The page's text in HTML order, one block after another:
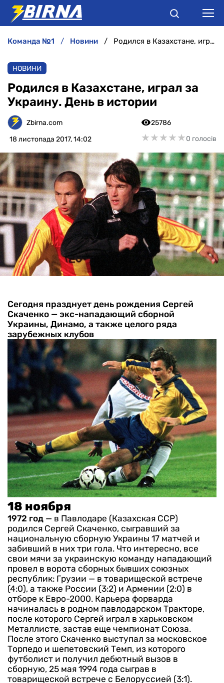
АНАЛІТИКА
ІНТЕРВ'Ю
РІЗНЕ
БУКМЕКЕРИ
команда №1 новини Родился в Казахстане, играл за Украину. День в истории
НОВИНИ
Родился в Казахстане, играл за
Украину. День в истории
Zbirna.com
18 листопада 2017, 14:02
25786
★★★★★
★★★★★0 голосів
Сегодня празднует день рождения Сергей
Скаченко — экс-нападающий сборной
Украины, Динамо, а также целого ряда
зарубежных клубов
18 ноября
1972 год — в Павлодаре (Казахская ССР)
родился Сергей Скаченко, сыгравший за
национальную сборную Украины 17 матчей и
забивший в них три гола. Что интересно, все
свои мячи за украинскую команду нападающий
провел в ворота сборных бывших союзных
республик: Грузии — в товарищеской встрече
(4:0), а также России (3:2) и Армении (2:0) в
отборе к Евро-2000. Карьера форварда
начиналась в родном павлодарском Тракторе,
после которого Сергей играл в харьковском
Металлисте, застав еще чемпионат Союза.
После этого Скаченко выступал за московское
Торпедо и шепетовский Темп, из которого
футболист и получил дебютный вызов в
сборную, 25 мая 1994 года сыграв в
товарищеской встрече с Белоруссией (3:1).